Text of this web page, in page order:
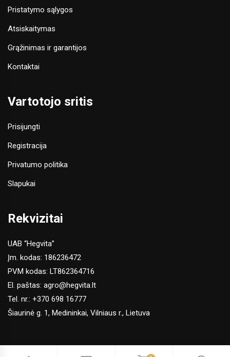
Pristatymo sąlygos
Atsiskaitymas
Grąžinimas ir garantijos
Kontaktai
Vartotojo sritis
Prisijungti
Registracija
Privatumo politika
Slapukai
Rekvizitai
UAB “Hegvita”
Įm. kodas: 186236472
PVM kodas: LT862364716
El. paštas: agro@hegvita.lt
Tel. nr.: +370 698 16777
Šiaurinė g. 1, Medininkai, Vilniaus r., Lietuva